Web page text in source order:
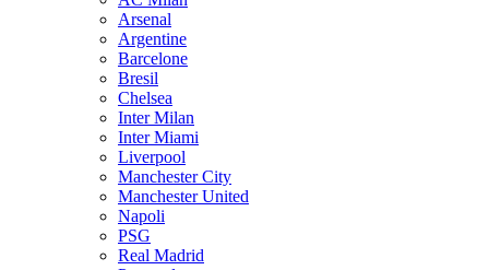
Arsenal
Argentine
Barcelone
Bresil
Chelsea
Inter Milan
Inter Miami
Liverpool
Manchester City
Manchester United
Napoli
PSG
Real Madrid